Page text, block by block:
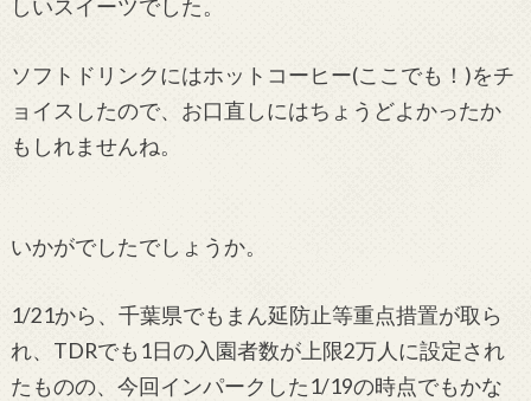
しいスイーツでした。
ソフトドリンクにはホットコーヒー(ここでも！)をチ
ョイスしたので、お口直しにはちょうどよかったか
もしれませんね。
いかがでしたでしょうか。
1/21から、千葉県でもまん延防止等重点措置が取ら
れ、TDRでも1日の入園者数が上限2万人に設定され
たものの、今回インパークした1/19の時点でもかな